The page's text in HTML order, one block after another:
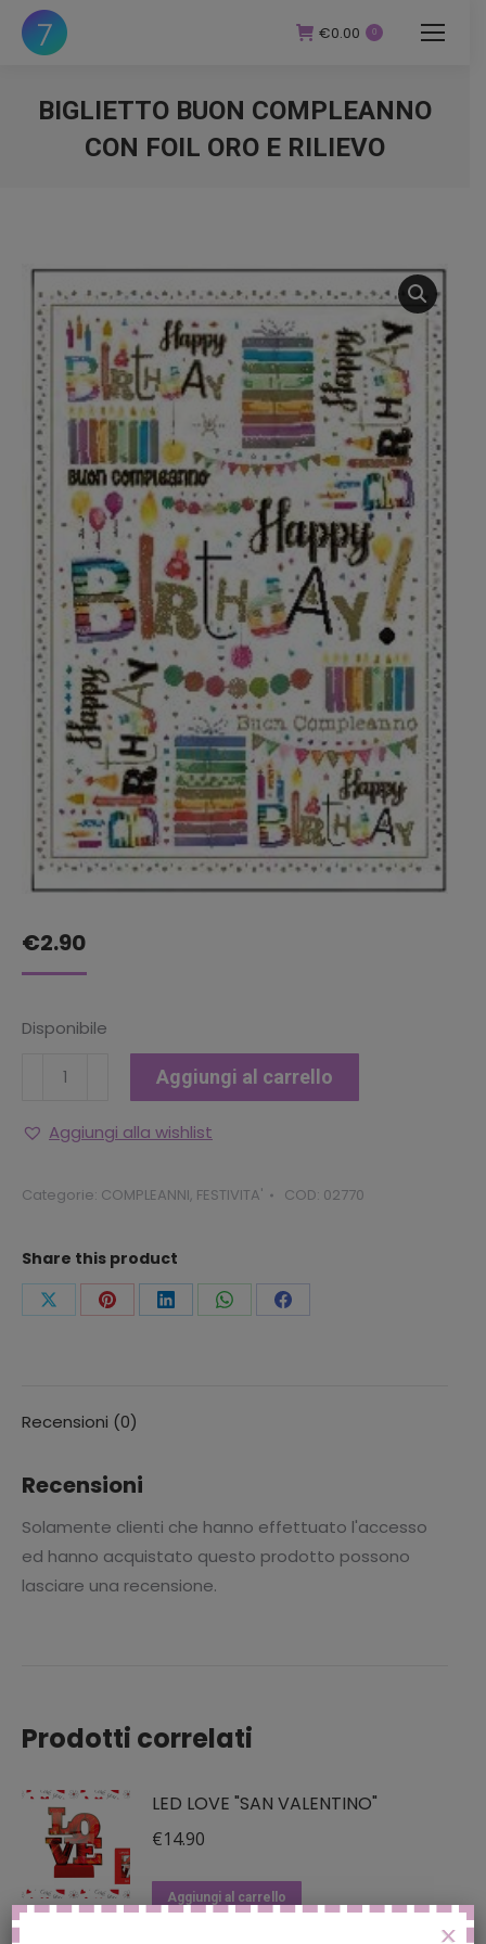
€0.00 0
BIGLIETTO BUON COMPLEANNO
CON FOIL ORO E RILIEVO
€2.90
Disponibile
BIGLIETTO
COMPLEANNO
FOIL
quantità
Aggiungi al carrello
Aggiungi alla wishlist
Categorie: COMPLEANNI, FESTIVITA' COD: 02770
Share this product
CondividiCondividiCondividiCondividiCondividi
Recensioni (0)
Recensioni
Solamente clienti che hanno effettuato l'accesso
ed hanno acquistato questo prodotto possono
lasciare una recensione.
Prodotti correlati
LED LOVE "SAN VALENTINO"
€14.90
Aggiungi al carrello
X